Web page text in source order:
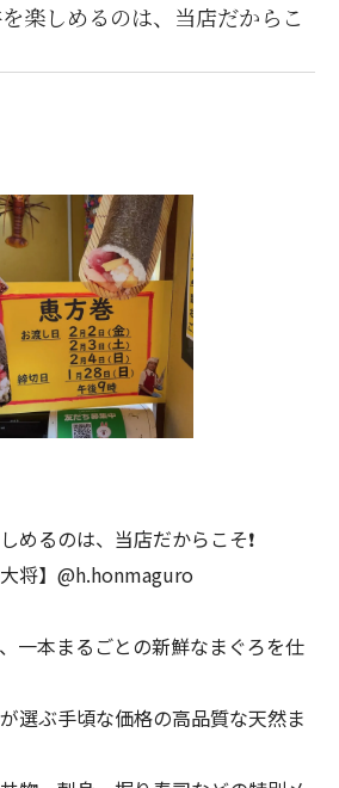
楽しめるのは、当店だからこ
めるのは、当店だからこそ❗️
将】@h.honmaguro
一本まるごとの新鮮なまぐろを仕
選ぶ手頃な価格の高品質な天然ま